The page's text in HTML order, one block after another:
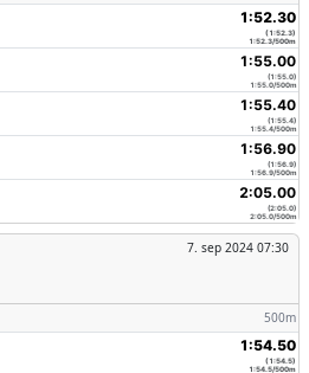
1:52.30
(1:52.3)
1:52.3/500m
1:55.00
(1:55.0)
1:55.0/500m
1:55.40
(1:55.4)
1:55.4/500m
1:56.90
(1:56.9)
1:56.9/500m
2:05.00
(2:05.0)
2:05.0/500m
7. sep 2024 07:30
500m
1:54.50
(1:54.5)
1:54.5/500m